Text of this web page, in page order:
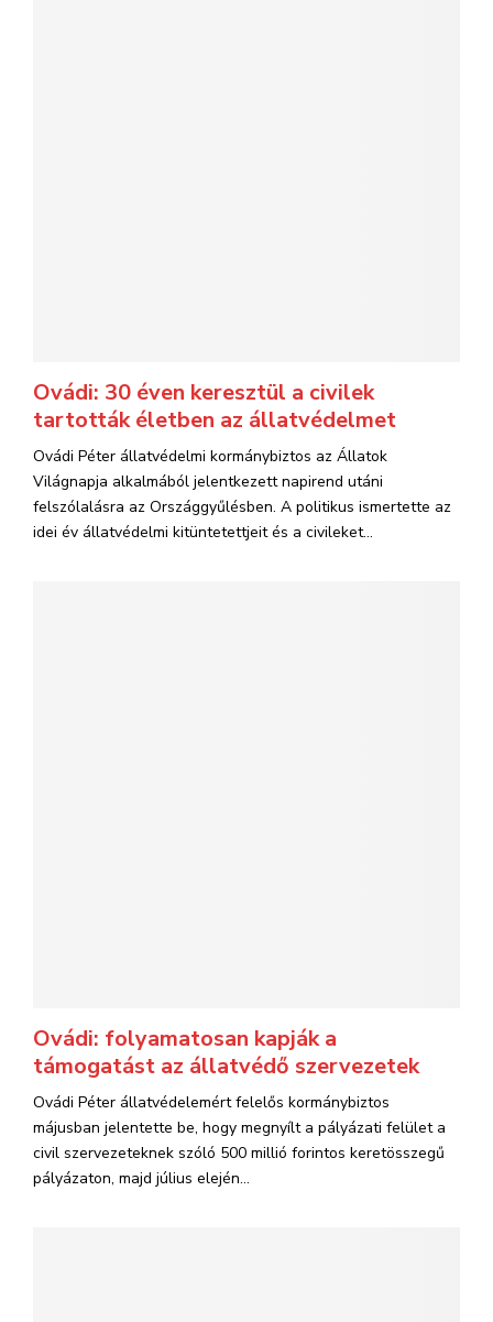
Ovádi: 30 éven keresztül a civilek
tartották életben az állatvédelmet
Ovádi Péter állatvédelmi kormánybiztos az Állatok
Világnapja alkalmából jelentkezett napirend utáni
felszólalásra az Országgyűlésben. A politikus ismertette az
idei év állatvédelmi kitüntetettjeit és a civileket...
Ovádi: folyamatosan kapják a
támogatást az állatvédő szervezetek
Ovádi Péter állatvédelemért felelős kormánybiztos
májusban jelentette be, hogy megnyílt a pályázati felület a
civil szervezeteknek szóló 500 millió forintos keretösszegű
pályázaton, majd július elején...